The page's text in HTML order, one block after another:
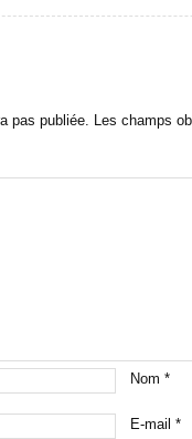
pas publiée. Les champs
Nom *
E-mail *